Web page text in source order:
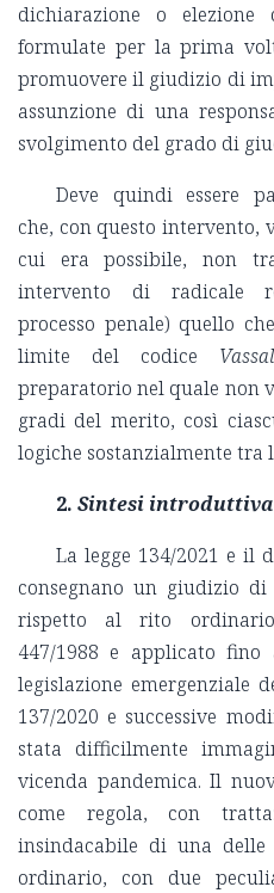
dichiarazione o
formulate per la prima
promuovere il giudizio di
assunzione di una
svolgimento del grado di
Deve quindi essere
che, con questo
cui era possibile, non
intervento di radicale
processo penale) quello
limite del codice
preparatorio nel quale non
gradi del merito, così
logiche sostanzialmente
2. Sintesi introduttiva
La legge 134/2021 e il
consegnano un giudizio
rispetto al rito ordinario
447/1988 e applicato
legislazione emergenziale
137/2020 e successive
stata difficilmente
vicenda pandemica. Il
come regola, con
insindacabile di una
ordinario, con due